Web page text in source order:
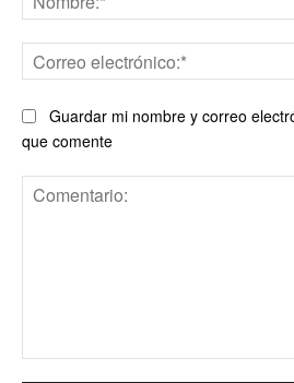
Guardar mi nombre y correo
que comente